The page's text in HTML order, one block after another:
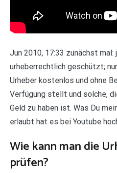
Jun 2010, 17:33 zunächst
urheberrechtlich geschützt;
Urheber kostenlos und ohne
Verfügung stellt und solche,
Geld zu haben ist. Was Du
erlaubt hat es bei Youtube
Wie kann man die
prüfen?